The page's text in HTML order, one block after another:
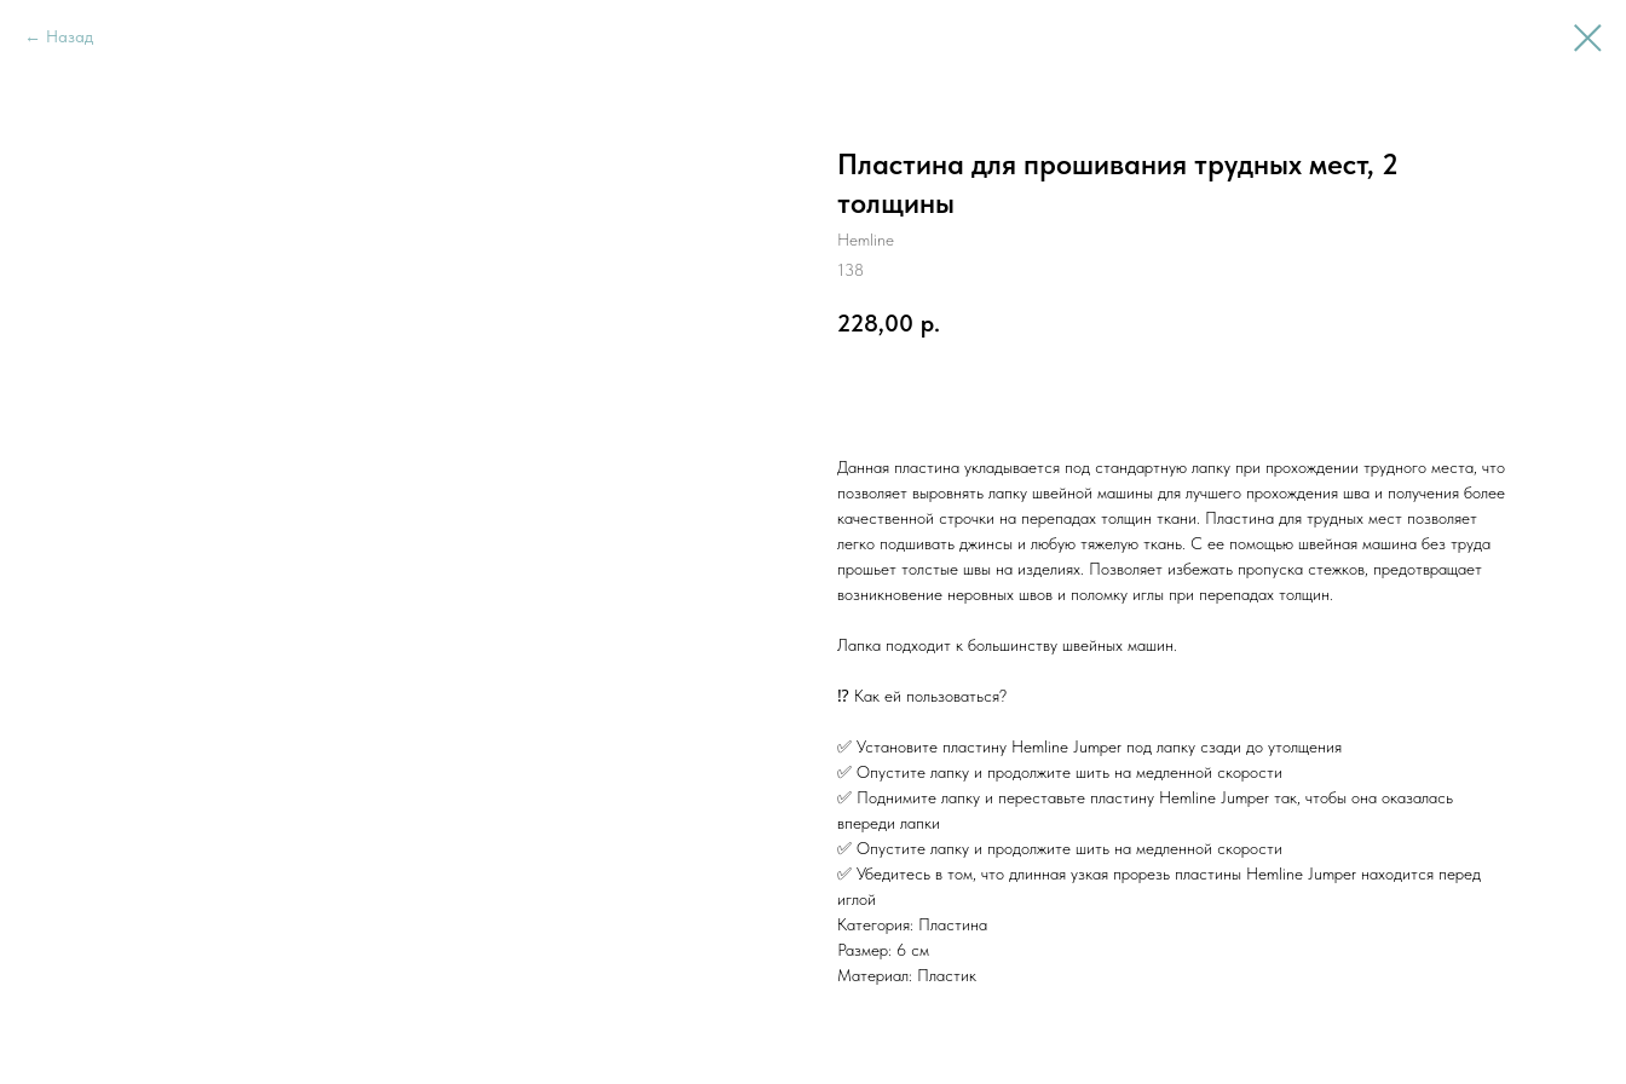
Назад
Пластина для прошивания трудных мест, 2
толщины
Hemline
138
228,00 р.
Данная пластина укладывается под стандартную лапку при прохождении трудного места, что
позволяет выровнять лапку швейной машины для лучшего прохождения шва и получения более
качественной строчки на перепадах толщин ткани. Пластина для трудных мест позволяет
легко подшивать джинсы и любую тяжелую ткань. С ее помощью швейная машина без труда
прошьет толстые швы на изделиях. Позволяет избежать пропуска стежков, предотвращает
возникновение неровных швов и поломку иглы при перепадах толщин.
Лапка подходит к большинству швейных машин.
⁉️ Как ей пользоваться?
✅ Установите пластину Hemline Jumper под лапку сзади до утолщения
✅ Опустите лапку и продолжите шить на медленной скорости
✅ Поднимите лапку и переставьте пластину Hemline Jumper так, чтобы она оказалась
впереди лапки
✅ Опустите лапку и продолжите шить на медленной скорости
✅ Убедитесь в том, что длинная узкая прорезь пластины Hemline Jumper находится перед
иглой
Категория: Пластина
Размер: 6 см
Материал: Пластик